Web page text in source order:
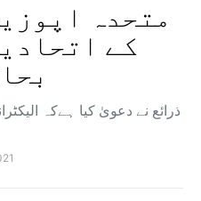
متحدہ
کے
ذرائع نے دعویٰ کیا ہےکہ